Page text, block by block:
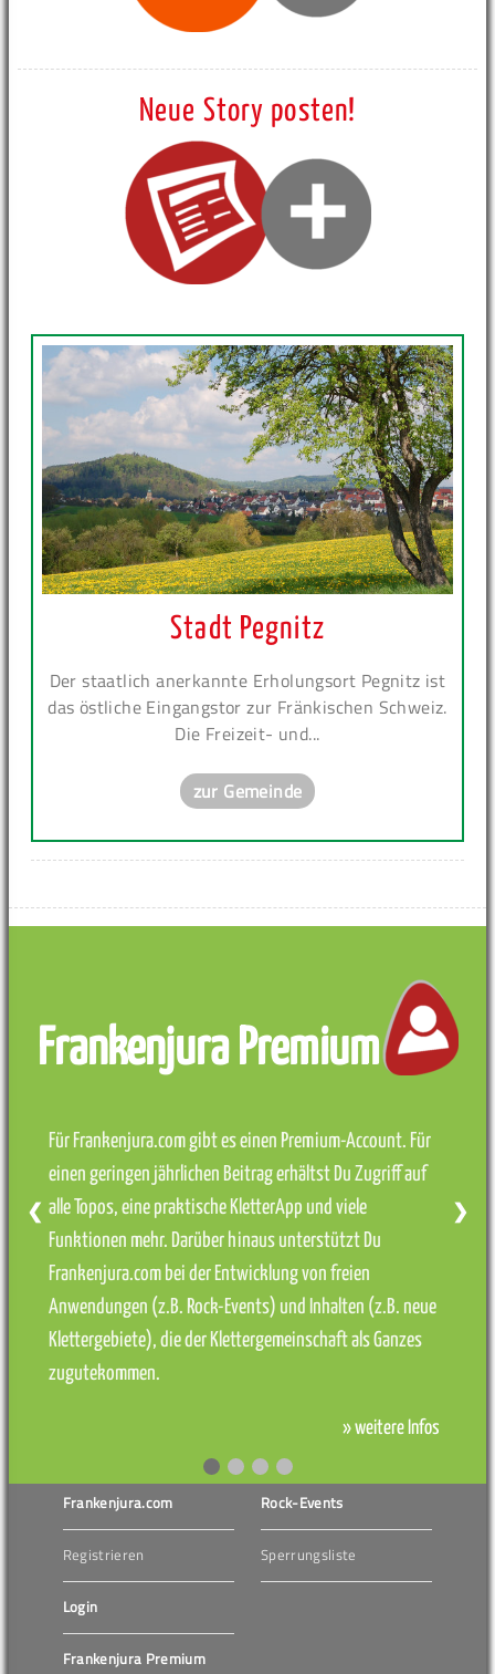
Neue Story posten!
Stadt Pegnitz
Der staatlich anerkannte Erholungsort Pegnitz ist
das östliche Eingangstor zur Fränkischen Schweiz.
Die Freizeit- und...
zur Gemeinde
Frankenjura Premium
Für Frankenjura.com gibt es einen Premium-Account. Für
einen geringen jährlichen Beitrag erhältst Du Zugriff auf
alle Topos, eine praktische KletterApp und viele
Funktionen mehr. Darüber hinaus unterstützt Du
Frankenjura.com bei der Entwicklung von freien
Anwendungen (z.B. Rock-Events) und Inhalten (z.B. neue
Klettergebiete), die der Klettergemeinschaft als Ganzes
zugutekommen.
» weitere Infos
❮ ❯
Frankenjura.com
Registrieren
Login
Frankenjura Premium
Rock-Events
Sperrungsliste